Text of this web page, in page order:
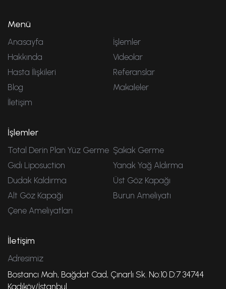
Menü
Anasayfa
İşlemler
Hakkında
Videolar
Hasta İlişkileri
Referanslar
Blog
Makaleler
İletişim
İşlemler
Total Derin Plan Yüz Germe Şakak Germe
Gıdı Liposuction
Yanak Yağ Aldırma
Dudak Kaldırma
Üst Göz Kapağı
Alt Göz Kapağı
Burun Ameliyatı
Çene Ameliyatları
İletişim
Adresimiz
Bostancı Mah, Bağdat Cad, Çınarlı Sk. No:10 D:7 34744
Kadıköy/İstanbul